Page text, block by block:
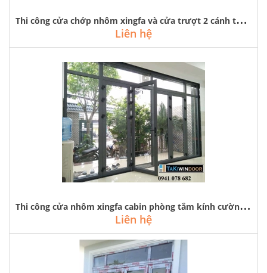
T
hi công cửa chớp nhôm xingfa và cửa trượt 2 cánh tại riverside garden
Liên hệ
T
hi công cửa nhôm xingfa cabin phòng tắm kính cường lực rẻ tại hà đông
Liên hệ